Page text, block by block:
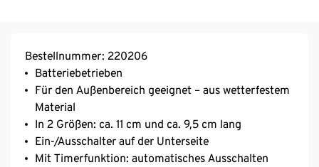
Bestellnummer: 220206
Batteriebetrieben
Für den Außenbereich geeignet – aus wetterfestem
Material
In 2 Größen: ca. 11 cm und ca. 9,5 cm lang
Ein-/Ausschalter auf der Unterseite
Mit Timerfunktion: automatisches Ausschalten